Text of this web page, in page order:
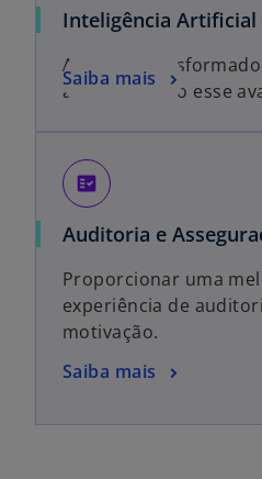
Inteligência Artificial
A IA tem
acompanhado esse
Saiba mais
fact_check
Auditoria e
Proporcionar uma
experiência de
motivação.
Saiba mais